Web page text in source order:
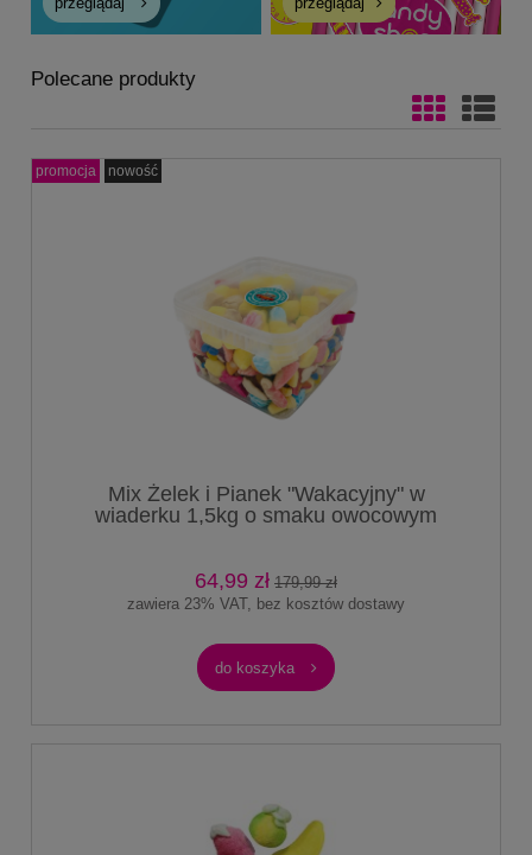
Polecane produkty
Mix Żelek i Pianek "Wakacyjny" w
wiaderku 1,5kg o smaku owocowym
64,99 zł 179,99 zł
zawiera 23% VAT, bez kosztów dostawy
do koszyka
promocja nowość